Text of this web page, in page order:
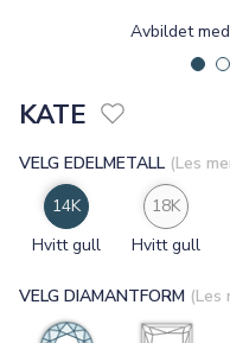
Avbildet
KATE
VELG EDELMETALL (Les
14K
Hvitt gull
18K
Hvitt gull
VELG DIAMANTFORM (Les